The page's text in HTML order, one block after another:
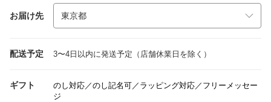
お届け先
配送予定 3〜4日以内に発送予定（店舗休業日を除く）
ギフト
のし対応／のし記名可／ラッピング対応／フリーメッセー
ジ